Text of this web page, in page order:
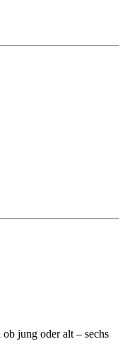
jung oder alt – sechs